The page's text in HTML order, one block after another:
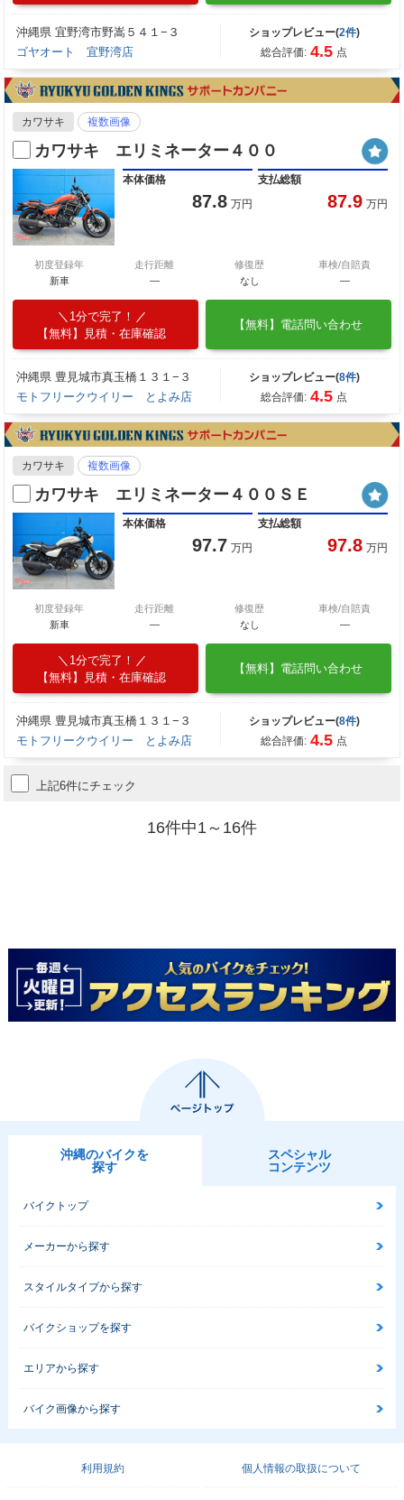
沖縄県 宜野湾市野嵩５４１−３
ゴヤオート 宜野湾店
ショップレビュー(2件)
総合評価: 4.5 点
カワサキ 複数画像
カワサキ エリミネーター４００
本体価格
87.8 万円
支払総額
87.9 万円
初度登録年
新車
走行距離
—
修復歴
なし
車検/自賠責
―
1分で完了！
【無料】見積・在庫確認
【無料】電話問い合わせ
沖縄県 豊見城市真玉橋１３１−３
モトフリークウイリー とよみ店
ショップレビュー(8件)
総合評価: 4.5 点
カワサキ 複数画像
カワサキ エリミネーター４００ＳＥ
本体価格
97.7 万円
支払総額
97.8 万円
初度登録年
新車
走行距離
—
修復歴
なし
車検/自賠責
―
1分で完了！
【無料】見積・在庫確認
【無料】電話問い合わせ
沖縄県 豊見城市真玉橋１３１−３
モトフリークウイリー とよみ店
ショップレビュー(8件)
総合評価: 4.5 点
上記6件にチェック
16件中1～16件
沖縄のバイクを
探す
スペシャル
コンテンツ
バイクトップ
メーカーから探す
スタイルタイプから探す
バイクショップを探す
エリアから探す
バイク画像から探す
利用規約 個人情報の取扱について